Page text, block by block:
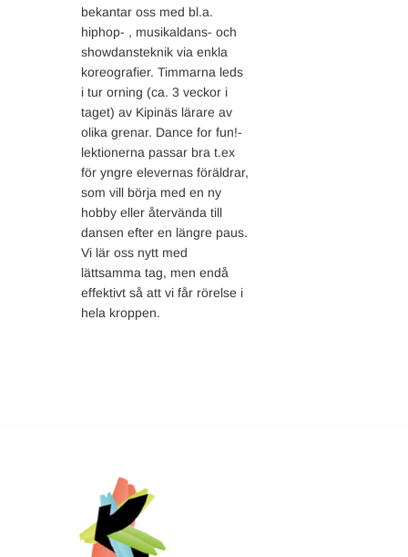
bekantar oss med bl.a.
hiphop- , musikaldans- och
showdansteknik via enkla
koreografier. Timmarna leds
i tur orning (ca. 3 veckor i
taget) av Kipinäs lärare av
olika grenar. Dance for fun!-
lektionerna passar bra t.ex
för yngre elevernas föräldrar,
som vill börja med en ny
hobby eller återvända till
dansen efter en längre paus.
Vi lär oss nytt med
lättsamma tag, men endå
effektivt så att vi får rörelse i
hela kroppen.